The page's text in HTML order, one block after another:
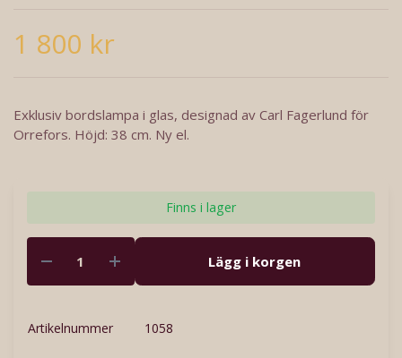
1 800 kr
Exklusiv bordslampa i glas, designad av Carl Fagerlund för
Orrefors. Höjd: 38 cm. Ny el.
Finns i lager
Lägg i korgen
Artikelnummer 1058